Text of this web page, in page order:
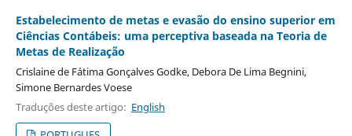
Estabelecimento de metas e evasão do ensino superior em
Ciências Contábeis: uma perceptiva baseada na Teoria de
Metas de Realização
Crislaine de Fátima Gonçalves Godke, Debora De Lima Begnini,
Simone Bernardes Voese
Traduções deste artigo: English